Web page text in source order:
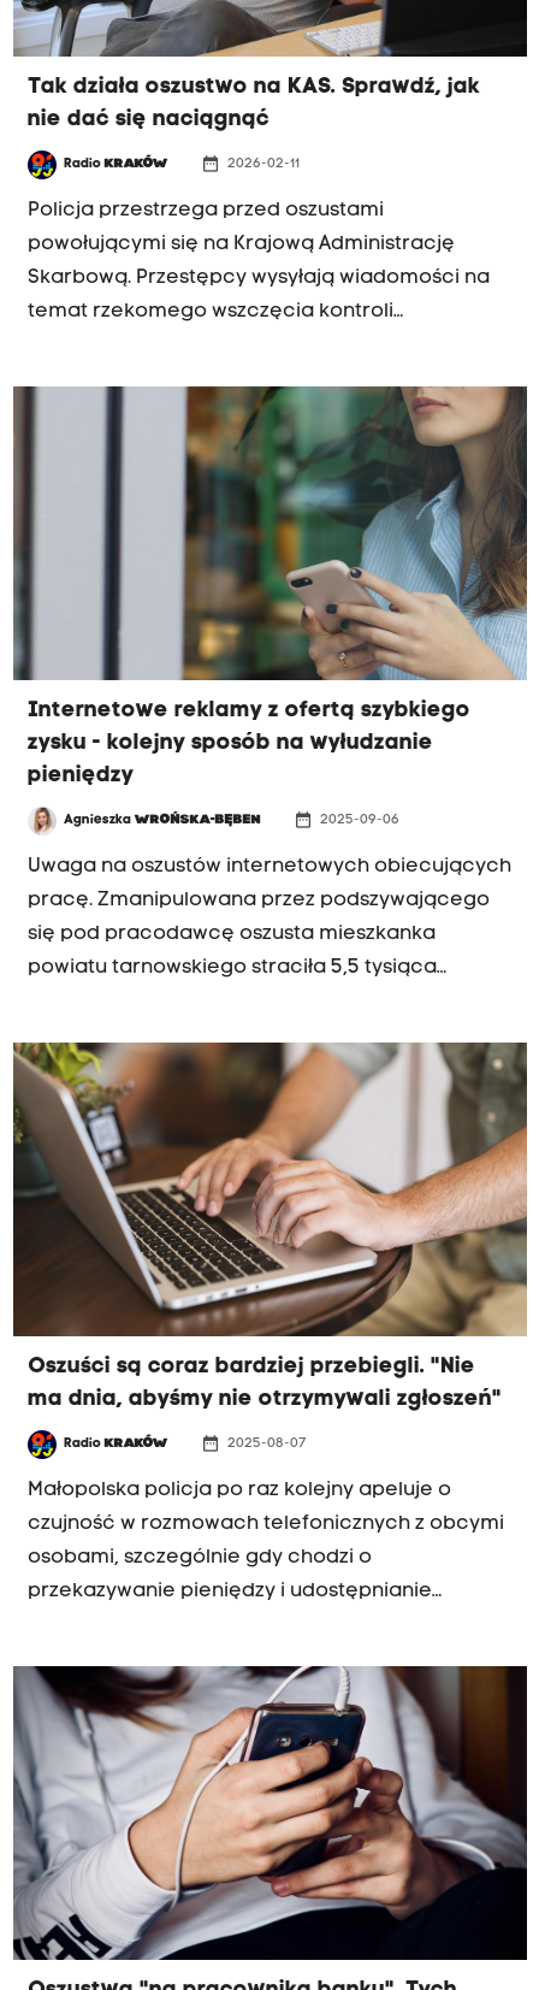
Tak działa oszustwo na KAS. Sprawdź, jak
nie dać się naciągnąć
Radio KRAKÓW date_range 2026-02-11
Policja przestrzega przed oszustami
powołującymi się na Krajową Administrację
Skarbową. Przestępcy wysyłają wiadomości na
temat rzekomego wszczęcia kontroli
Internetowe reklamy z ofertą szybkiego
zysku - kolejny sposób na wyłudzanie
pieniędzy
AgnieszkaWROŃSKA-BĘBEN date_range 2025-09-06
Uwaga na oszustów internetowych obiecujących
pracę. Zmanipulowana przez podszywającego
się pod pracodawcę oszusta mieszkanka
powiatu tarnowskiego straciła 5,5 tysiąca
Oszuści są coraz bardziej przebiegli. "Nie
ma dnia, abyśmy nie otrzymywali zgłoszeń"
Radio KRAKÓW date_range 2025-08-07
Małopolska policja po raz kolejny apeluje o
czujność w rozmowach telefonicznych z obcymi
osobami, szczególnie gdy chodzi o
przekazywanie pieniędzy i udostępnianie
mieszkańców naszego regionu. Oboje stracili
duże sumy pieniędzy.